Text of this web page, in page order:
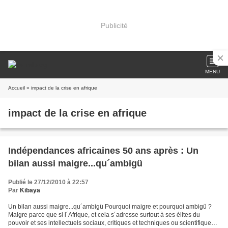
Publicité
MENU
Accueil » impact de la crise en afrique
impact de la crise en afrique
Indépendances africaines 50 ans après : Un
bilan aussi maigre...qu´ambigü
Publié le 27/12/2010 à 22:57
Par Kibaya
Un bilan aussi maigre...qu´ambigü Pourquoi maigre et pourquoi ambigü ?
Maigre parce que si l´Afrique, et cela s´adresse surtout à ses élites du
pouvoir et ses intellectuels sociaux, critiques et techniques ou scientifiques,